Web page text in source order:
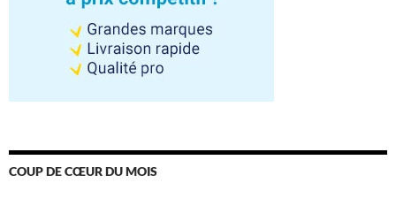
COUP DE CŒUR DU MOIS